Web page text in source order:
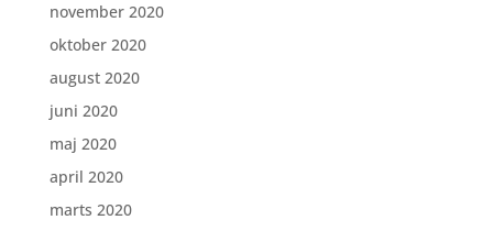
november 2020
oktober 2020
august 2020
juni 2020
maj 2020
april 2020
marts 2020